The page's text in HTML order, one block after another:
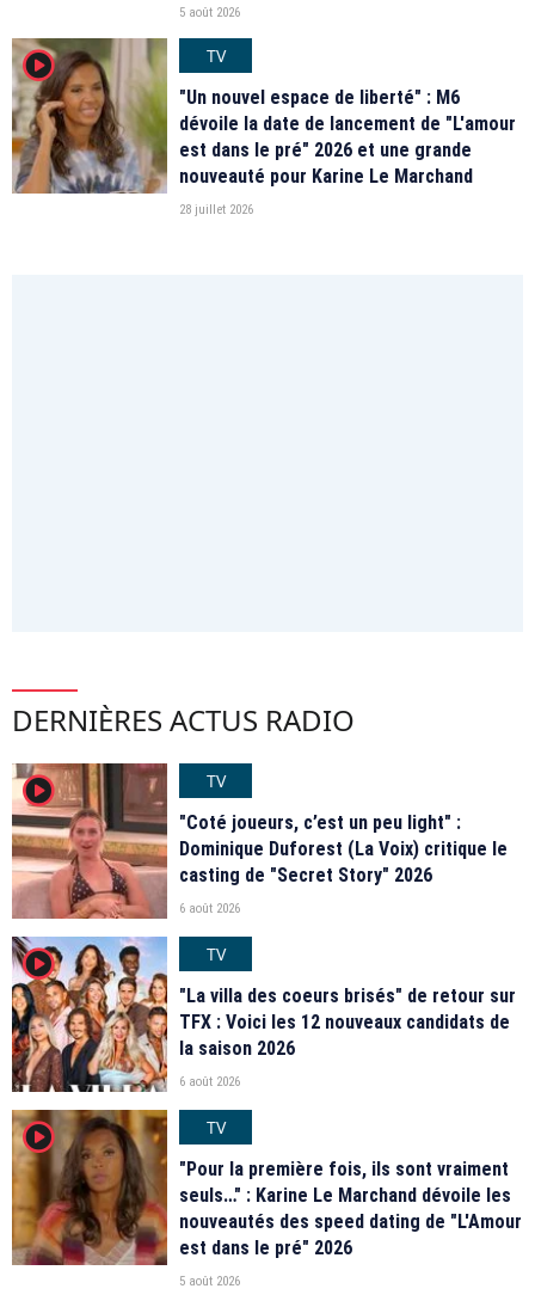
5 août 2026
player2
TV
"Un nouvel espace de liberté" : M6
dévoile la date de lancement de "L'amour
est dans le pré" 2026 et une grande
nouveauté pour Karine Le Marchand
28 juillet 2026
DERNIÈRES ACTUS RADIO
player2
TV
"Coté joueurs, c’est un peu light" :
Dominique Duforest (La Voix) critique le
casting de "Secret Story" 2026
6 août 2026
player2
TV
"La villa des coeurs brisés" de retour sur
TFX : Voici les 12 nouveaux candidats de
la saison 2026
6 août 2026
player2
TV
"Pour la première fois, ils sont vraiment
seuls…" : Karine Le Marchand dévoile les
nouveautés des speed dating de "L'Amour
est dans le pré" 2026
5 août 2026